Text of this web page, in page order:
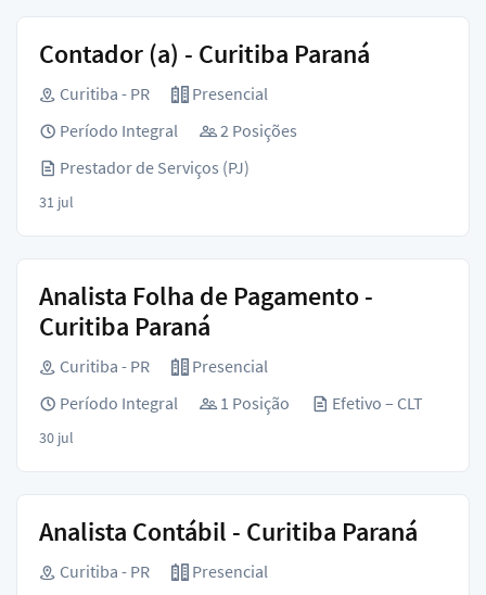
Contador (a) - Curitiba Paraná
Curitiba - PR
Presencial
Período Integral
2 Posições
Prestador de Serviços (PJ)
31 jul
Analista Folha de Pagamento -
Curitiba Paraná
Curitiba - PR
Presencial
Período Integral
1 Posição Efetivo – CLT
30 jul
Analista Contábil - Curitiba Paraná
Curitiba - PR
Presencial